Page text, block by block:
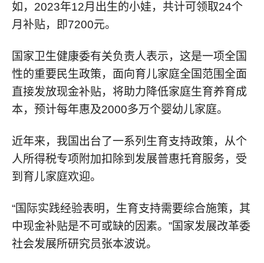
如，2023年12月出生的小娃，共计可领取24个
月补贴，即7200元。
国家卫生健康委有关负责人表示，这是一项全国
性的重要民生政策，面向育儿家庭全国范围全面
直接发放现金补贴，将助力降低家庭生育养育成
本，预计每年惠及2000多万个婴幼儿家庭。
近年来，我国出台了一系列生育支持政策，从个
人所得税专项附加扣除到发展普惠托育服务，受
到育儿家庭欢迎。
“国际实践经验表明，生育支持需要综合施策，其
中现金补贴是不可或缺的因素。”国家发展改革委
社会发展所研究员张本波说。